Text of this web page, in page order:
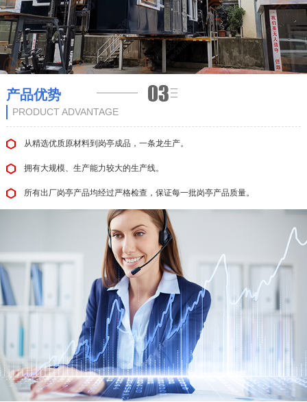
产品优势
PRODUCT ADVANTAGE
从精选优质原材料到岗亭成品，一条龙生产。
拥有大规模、生产能力较大的生产线。
所有出厂岗亭产品均经过严格检查，保证每一批岗亭产品质量。